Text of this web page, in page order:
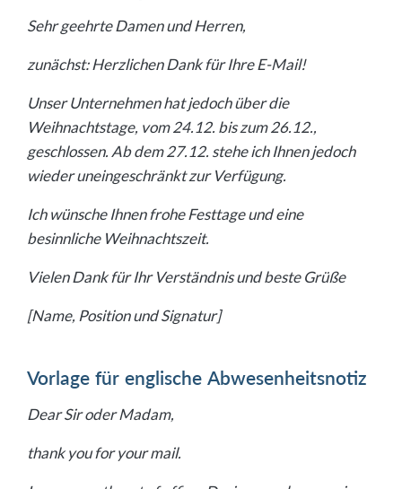
Sehr geehrte Damen und Herren,
zunächst: Herzlichen Dank für Ihre E-Mail!
Unser Unternehmen hat jedoch über die
Weihnachtstage, vom 24.12. bis zum 26.12.,
geschlossen. Ab dem 27.12. stehe ich Ihnen jedoch
wieder uneingeschränkt zur Verfügung.
Ich wünsche Ihnen frohe Festtage und eine
besinnliche Weihnachtszeit.
Vielen Dank für Ihr Verständnis und beste Grüße
[Name, Position und Signatur]
Vorlage für englische Abwesenheitsnotiz
Dear Sir oder Madam,
thank you for your mail.